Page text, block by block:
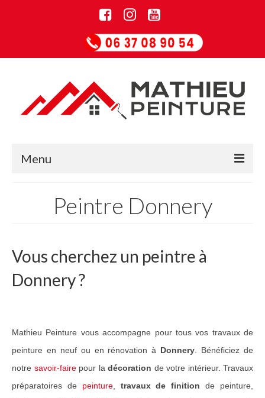
Menu
Informations
Guide Papiers peints
Guide Peintures
Peinture & revêtement
Nettoyage et peinture toiture
Peintre Donnery
Vous cherchez un peintre à
Donnery ?
Mathieu Peinture vous accompagne pour tous vos travaux de
peinture en neuf ou en rénovation à Donnery . Bénéficiez de
notre savoir-fairepour la décoration de votre intérieur. Travaux
préparatoires de peinture, travaux de finition de peinture,